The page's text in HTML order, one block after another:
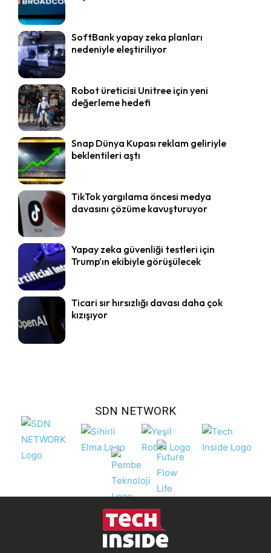
SoftBank yapay zeka planları
nedeniyle eleştiriliyor
Robot üreticisi Unitree için yeni
değerleme hedefi
Snap Dünya Kupası reklam geliriyle
beklentileri aştı
TikTok yargılama öncesi medya
davasını çözüme kavuşturuyor
Yapay zeka güvenliği testleri için
Trump’ın ekibiyle görüşülecek
Ticari sır hırsızlığı davası daha çok
kızışıyor
SDN NETWORK